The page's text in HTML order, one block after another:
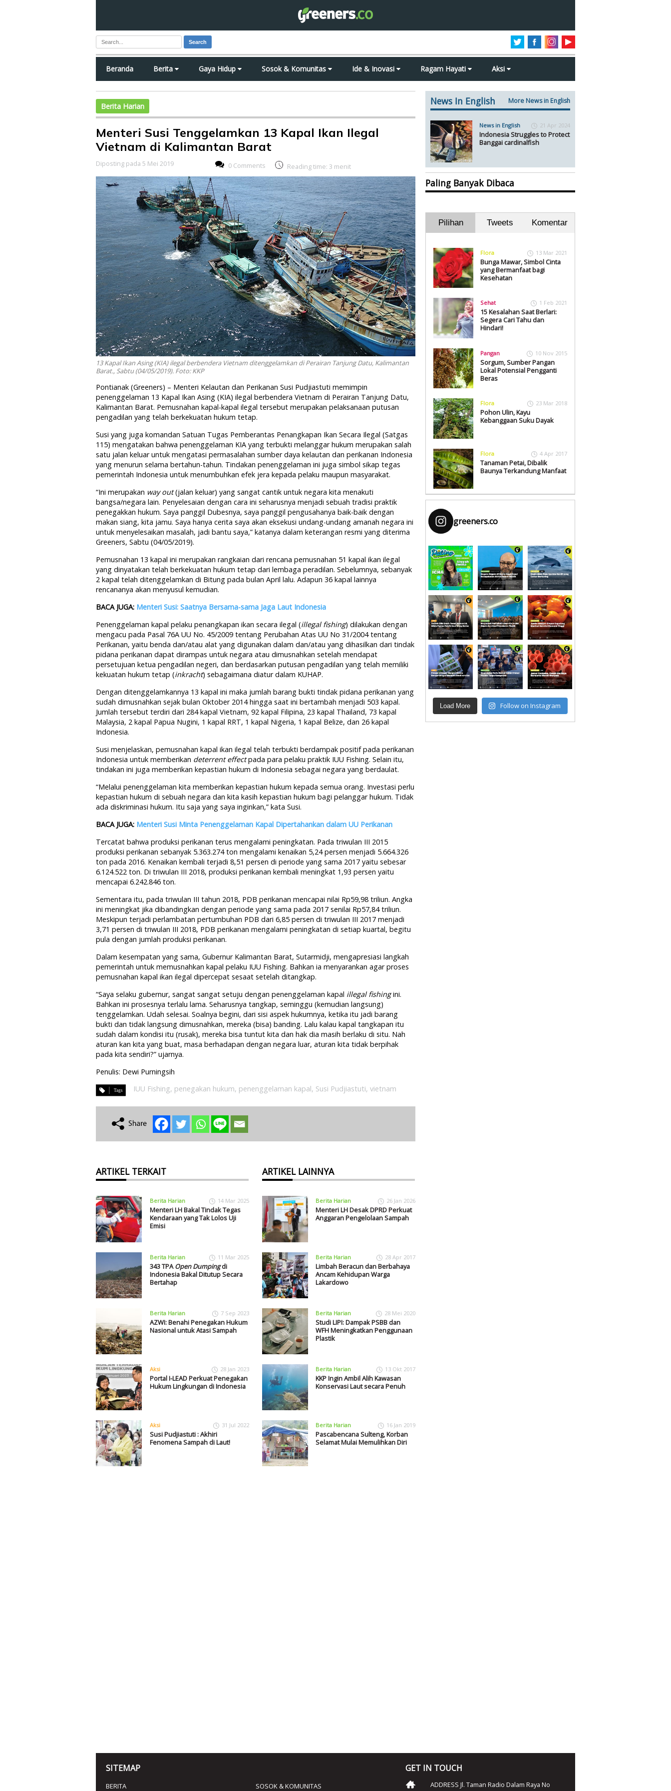
Search
Beranda Berita Gaya Hidup Sosok & Komunitas Ide & Inovasi Ragam Hayati Aksi
Berita Harian
Menteri Susi Tenggelamkan 13 Kapal Ikan Ilegal
Vietnam di Kalimantan Barat
Diposting pada 5 Mei 2019 0 Comments Reading time: 3 menit
13 Kapal Ikan Asing (KIA) ilegal berbendera Vietnam ditenggelamkan di Perairan Tanjung Datu, Kalimantan
Barat., Sabtu (04/05/2019). Foto: KKP
Pontianak (Greeners) – Menteri Kelautan dan Perikanan Susi Pudjiastuti memimpin
penenggelaman 13 Kapal Ikan Asing (KIA) ilegal berbendera Vietnam di Perairan Tanjung Datu,
Kalimantan Barat. Pemusnahan kapal-kapal ilegal tersebut merupakan pelaksanaan putusan
pengadilan yang telah berkekuatan hukum tetap.
Susi yang juga komandan Satuan Tugas Pemberantas Penangkapan Ikan Secara Ilegal (Satgas
115) mengatakan bahwa penenggelaman KIA yang terbukti melanggar hukum merupakan salah
satu jalan keluar untuk mengatasi permasalahan sumber daya kelautan dan perikanan Indonesia
yang menurun selama bertahun-tahun. Tindakan penenggelaman ini juga simbol sikap tegas
pemerintah Indonesia untuk menumbuhkan efek jera kepada pelaku maupun masyarakat.
“Ini merupakan way out(jalan keluar) yang sangat cantik untuk negara kita menakuti
bangsa/negara lain. Penyelesaian dengan cara ini seharusnya menjadi sebuah tradisi praktik
penegakkan hukum. Saya panggil Dubesnya, saya panggil pengusahanya baik-baik dengan
makan siang, kita jamu. Saya hanya cerita saya akan eksekusi undang-undang amanah negara ini
untuk menyelesaikan masalah, jadi bantu saya,” katanya dalam keterangan resmi yang diterima
Greeners, Sabtu (04/05/2019).
Pemusnahan 13 kapal ini merupakan rangkaian dari rencana pemusnahan 51 kapal ikan ilegal
yang dinyatakan telah berkekuatan hukum tetap dari lembaga peradilan. Sebelumnya, sebanyak
2 kapal telah ditenggelamkan di Bitung pada bulan April lalu. Adapun 36 kapal lainnya
rencananya akan menyusul kemudian.
BACA JUGA: Menteri Susi: Saatnya Bersama-sama Jaga Laut Indonesia
Penenggelaman kapal pelaku penangkapan ikan secara ilegal (illegal fishing) dilakukan dengan
mengacu pada Pasal 76A UU No. 45/2009 tentang Perubahan Atas UU No 31/2004 tentang
Perikanan, yaitu benda dan/atau alat yang digunakan dalam dan/atau yang dihasilkan dari tindak
pidana perikanan dapat dirampas untuk negara atau dimusnahkan setelah mendapat
persetujuan ketua pengadilan negeri, dan berdasarkan putusan pengadilan yang telah memiliki
kekuatan hukum tetap (inkracht) sebagaimana diatur dalam KUHAP.
Dengan ditenggelamkannya 13 kapal ini maka jumlah barang bukti tindak pidana perikanan yang
sudah dimusnahkan sejak bulan Oktober 2014 hingga saat ini bertambah menjadi 503 kapal.
Jumlah tersebut terdiri dari 284 kapal Vietnam, 92 kapal Filipina, 23 kapal Thailand, 73 kapal
Malaysia, 2 kapal Papua Nugini, 1 kapal RRT, 1 kapal Nigeria, 1 kapal Belize, dan 26 kapal
Indonesia.
Susi menjelaskan, pemusnahan kapal ikan ilegal telah terbukti berdampak positif pada perikanan
Indonesia untuk memberikan deterrent effectpada para pelaku praktik IUU Fishing. Selain itu,
tindakan ini juga memberikan kepastian hukum di Indonesia sebagai negara yang berdaulat.
“Melalui penenggelaman kita memberikan kepastian hukum kepada semua orang. Investasi perlu
kepastian hukum di sebuah negara dan kita kasih kepastian hukum bagi pelanggar hukum. Tidak
ada diskriminasi hukum. Itu saja yang saya inginkan,” kata Susi.
BACA JUGA: Menteri Susi Minta Penenggelaman Kapal Dipertahankan dalam UU Perikanan
Tercatat bahwa produksi perikanan terus mengalami peningkatan. Pada triwulan III 2015
produksi perikanan sebanyak 5.363.274 ton mengalami kenaikan 5,24 persen menjadi 5.664.326
ton pada 2016. Kenaikan kembali terjadi 8,51 persen di periode yang sama 2017 yaitu sebesar
6.124.522 ton. Di triwulan III 2018, produksi perikanan kembali meningkat 1,93 persen yaitu
mencapai 6.242.846 ton.
Sementara itu, pada triwulan III tahun 2018, PDB perikanan mencapai nilai Rp59,98 triliun. Angka
ini meningkat jika dibandingkan dengan periode yang sama pada 2017 senilai Rp57,84 triliun.
Meskipun terjadi perlambatan pertumbuhan PDB dari 6,85 persen di triwulan III 2017 menjadi
3,71 persen di triwulan III 2018, PDB perikanan mengalami peningkatan di setiap kuartal, begitu
pula dengan jumlah produksi perikanan.
Dalam kesempatan yang sama, Gubernur Kalimantan Barat, Sutarmidji, mengapresiasi langkah
pemerintah untuk memusnahkan kapal pelaku IUU Fishing. Bahkan ia menyarankan agar proses
pemusnahan kapal ikan ilegal dipercepat sesaat setelah ditangkap.
“Saya selaku gubernur, sangat sangat setuju dengan penenggelaman kapal illegal fishingini.
Bahkan ini prosesnya terlalu lama. Seharusnya tangkap, seminggu (kemudian langsung)
tenggelamkan. Udah selesai. Soalnya begini, dari sisi aspek hukumnya, ketika itu jadi barang
bukti dan tidak langsung dimusnahkan, mereka (bisa) banding. Lalu kalau kapal tangkapan itu
sudah dalam kondisi itu (rusak), mereka bisa tuntut kita dan hak dia masih berlaku di situ. Nah
aturan kan kita yang buat, masa berhadapan dengan negara luar, aturan kita tidak berpihak
pada kita sendiri?” ujarnya.
Penulis: Dewi Purningsih
IUU Fishing, penegakan hukum, penenggelaman kapal, Susi Pudjiastuti, vietnam
ARTIKEL TERKAIT
Berita Harian 14 Mar 2025
Menteri LH Bakal Tindak Tegas
Kendaraan yang Tak Lolos Uji
Emisi
Berita Harian 11 Mar 2025
343 TPAOpen Dumpingdi
Indonesia Bakal Ditutup Secara
Bertahap
Berita Harian 7 Sep 2023
AZWI: Benahi Penegakan Hukum
Nasional untuk Atasi Sampah
Aksi 28 Jan 2023
Portal I-LEAD Perkuat Penegakan
Hukum Lingkungan di Indonesia
Aksi 31 Jul 2022
Susi Pudjiastuti : Akhiri
Fenomena Sampah di Laut!
ARTIKEL LAINNYA
Berita Harian 26 Jan 2026
Menteri LH Desak DPRD Perkuat
Anggaran Pengelolaan Sampah
Berita Harian 28 Apr 2017
Limbah Beracun dan Berbahaya
Ancam Kehidupan Warga
Lakardowo
Berita Harian 28 Mei 2020
Studi LIPI: Dampak PSBB dan
WFH Meningkatkan Penggunaan
Plastik
Berita Harian 13 Okt 2017
KKP Ingin Ambil Alih Kawasan
Konservasi Laut secara Penuh
Berita Harian 16 Jan 2019
Pascabencana Sulteng, Korban
Selamat Mulai Memulihkan Diri
News In English More News in English
News in English 21 Apr 2024
Indonesia Struggles to Protect
Banggai cardinalfish
Paling Banyak Dibaca
Pilihan Tweets Komentar
Flora 13 Mar 2021
Bunga Mawar, Simbol Cinta
yang Bermanfaat bagi
Kesehatan
Sehat 1 Feb 2021
15 Kesalahan Saat Berlari:
Segera Cari Tahu dan
Hindari!
Pangan 10 Nov 2015
Sorgum, Sumber Pangan
Lokal Potensial Pengganti
Beras
Flora 23 Mar 2018
Pohon Ulin, Kayu
Kebanggaan Suku Dayak
Flora 4 Apr 2017
Tanaman Petai, Dibalik
Baunya Terkandung Manfaat
greeners.co
Load More Follow on Instagram
SITEMAP
BERITA SOSOK & KOMUNITAS
GET IN TOUCH
ADDRESS Jl. Taman Radio Dalam Raya No